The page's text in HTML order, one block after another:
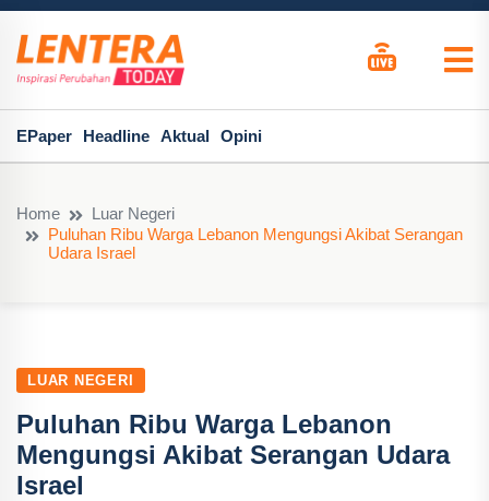
EPaper Headline Aktual Opini
Home
Luar Negeri
Puluhan Ribu Warga Lebanon Mengungsi Akibat Serangan
Udara Israel
LUAR NEGERI
Puluhan Ribu Warga Lebanon
Mengungsi Akibat Serangan Udara
Israel